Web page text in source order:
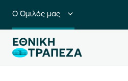
Ο Όμιλός μας
Ιδιώτες